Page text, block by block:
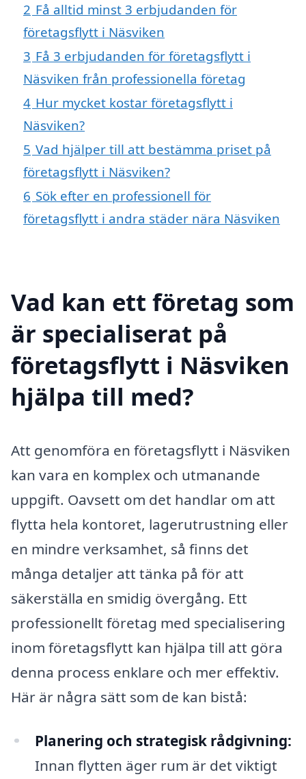
2 Få alltid minst 3 erbjudanden för
företagsflytt i Näsviken
3 Få 3 erbjudanden för företagsflytt i
Näsviken från professionella företag
4 Hur mycket kostar företagsflytt i
Näsviken?
5 Vad hjälper till att bestämma priset på
företagsflytt i Näsviken?
6 Sök efter en professionell för
företagsflytt i andra städer nära Näsviken
Vad kan ett företag som
är specialiserat på
företagsflytt i Näsviken
hjälpa till med?
Att genomföra en företagsflytt i Näsviken
kan vara en komplex och utmanande
uppgift. Oavsett om det handlar om att
flytta hela kontoret, lagerutrustning eller
en mindre verksamhet, så finns det
många detaljer att tänka på för att
säkerställa en smidig övergång. Ett
professionellt företag med specialisering
inom företagsflytt kan hjälpa till att göra
denna process enklare och mer effektiv.
Här är några sätt som de kan bistå:
Planering och strategisk rådgivning:
Innan flytten äger rum är det viktigt